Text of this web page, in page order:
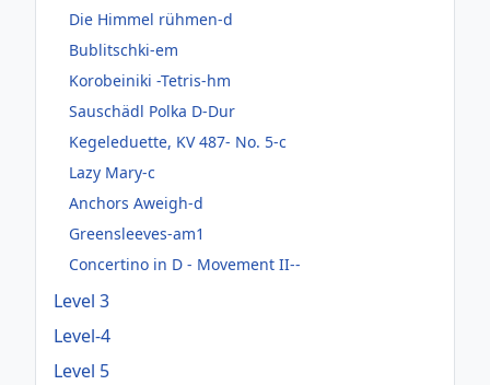
Die Himmel rühmen-d
Bublitschki-em
Korobeiniki -Tetris-hm
Sauschädl Polka D-Dur
Kegeleduette, KV 487- No. 5-c
Lazy Mary-c
Anchors Aweigh-d
Greensleeves-am1
Concertino in D - Movement II--
Level 3
Level-4
Level 5